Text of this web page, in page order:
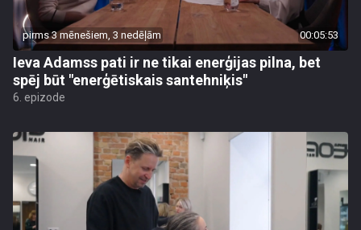
pirms 3 mēnešiem, 3 nedēļām 00:05:53
Ieva Adamss pati ir ne tikai enerģijas pilna, bet
spēj būt "enerģētiskais santehniķis"
6. epizode